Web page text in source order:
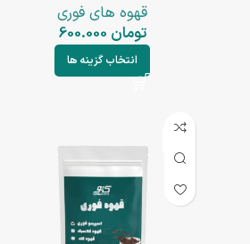
قهوه های فوری
تومان
انتخاب گزینه ها